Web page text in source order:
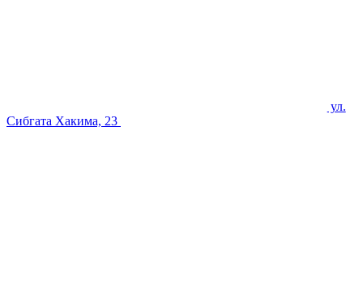
ул.
Сибгата Хакима, 23